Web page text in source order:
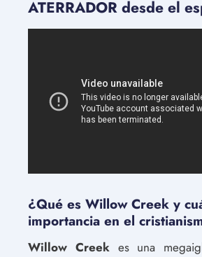
ATERRADOR desde el
¿Qué es Willow Creek y
importancia en el
Willow Creekes una